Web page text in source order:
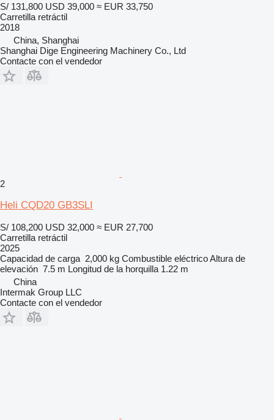
S/ 131,800 USD 39,000 ≈ EUR 33,750
Carretilla retráctil
2018
China, Shanghai
Shanghai Dige Engineering Machinery Co., Ltd
Contacte con el vendedor
2
Heli CQD20 GB3SLI
S/ 108,200 USD 32,000 ≈ EUR 27,700
Carretilla retráctil
2025
Capacidad de carga 2,000 kg Combustible eléctricoAltura de
elevación 7.5 m Longitud de la horquilla 1.22 m
China
Intermak Group LLC
Contacte con el vendedor